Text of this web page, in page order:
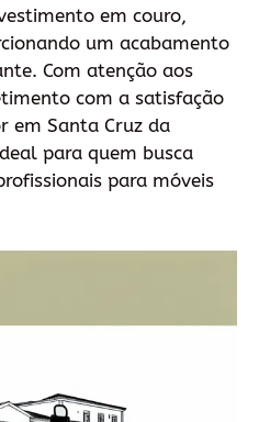
em couro,
um acabamento
Com atenção aos
com a satisfação
em Santa Cruz da
para quem busca
para móveis